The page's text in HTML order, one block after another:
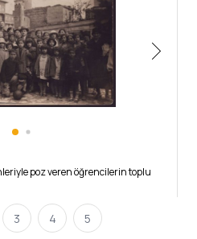
poz veren öğrencilerin toplu
3 4 5